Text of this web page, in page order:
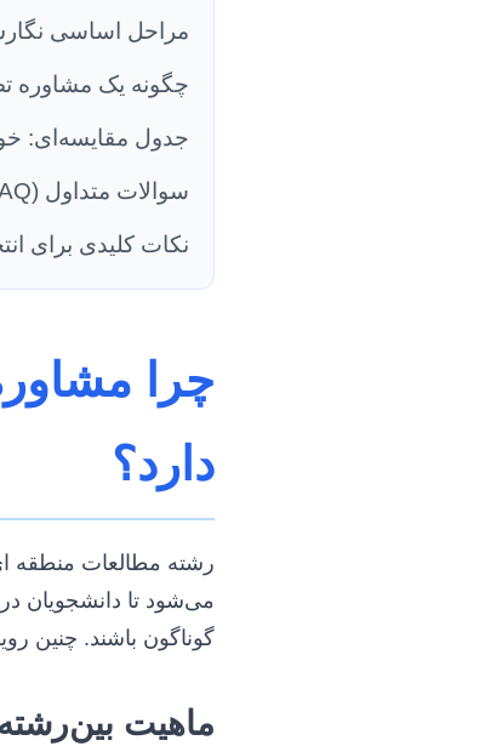
مراحل اساسی
چگونه یک مشاوره
جدول مقایسه‌ای:
سوالات متداول (FAQ)
نکات کلیدی برای
چرا
دارد؟
رشته مطالعات منطقه
می‌شود تا دانشجویان
گوناگون باشند. چنین
ماهیت